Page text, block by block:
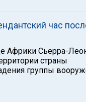
час
Африки Сьерра-
страны
группы